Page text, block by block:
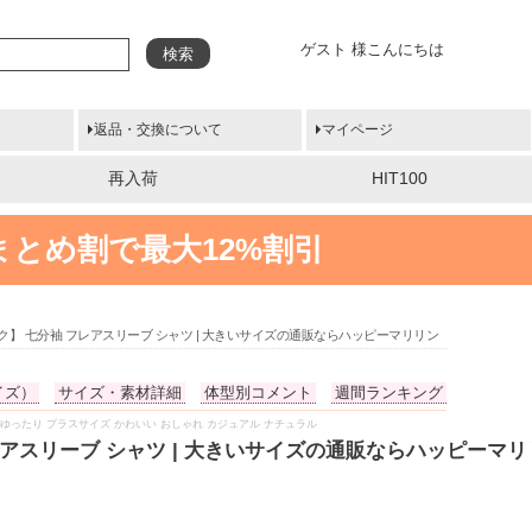
ゲスト 様こんにちは
検索
返品・交換について マイページ
再入荷 HIT100
め割で最大12%割引
】 七分袖 フレアスリーブ シャツ | 大きいサイズの通販ならハッピーマリリン
） サイズ・素材詳細 体型別コメント 週間ランキング
ったり プラスサイズ かわいい おしゃれ カジュアル ナチュラル
スリーブ シャツ | 大きいサイズの通販ならハッピーマ